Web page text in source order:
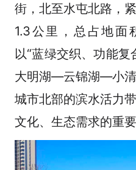
街，北至水屯北路，
1.3公里，总占地面
以“蓝绿交织、功能复
大明湖—云锦湖—小
城市北部的滨水活力
文化、生态需求的重要